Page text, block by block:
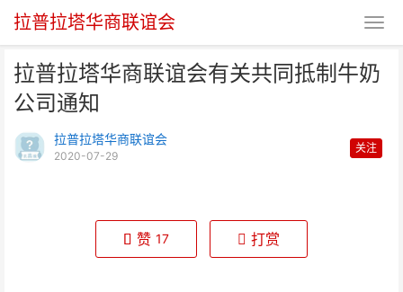
拉普拉塔华商联谊会
拉普拉塔华商联谊会有关共同抵制牛奶
公司通知
拉普拉塔华商联谊会
2020-07-29
关注
赞 17 打赏